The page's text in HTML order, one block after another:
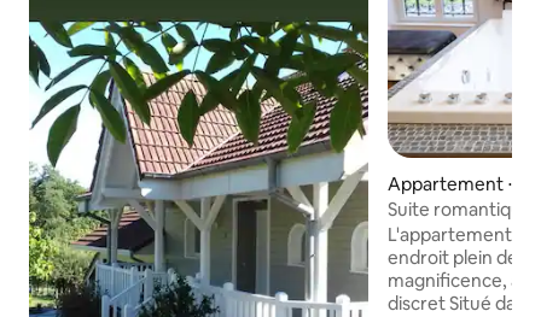
Appartement ⋅
Suite romantique
L'appartement
endroit plein de
magnificence,
discret Situé